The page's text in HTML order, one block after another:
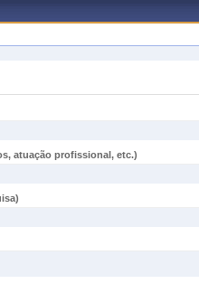
atuação profissional, etc.)